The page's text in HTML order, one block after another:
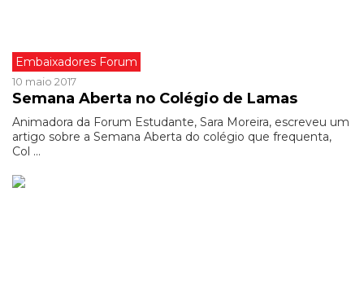
Embaixadores Forum
10 maio 2017
Semana Aberta no Colégio de Lamas
Animadora da Forum Estudante, Sara Moreira, escreveu um
artigo sobre a Semana Aberta do colégio que frequenta,
Col ...